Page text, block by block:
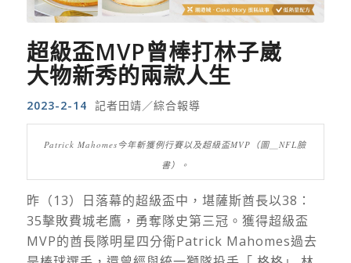
超級盃MVP曾棒打林子崴
大物新秀的兩款人生
2023-2-14 記者田靖／綜合報導
Patrick Mahomes今年斬獲例行賽以及超級盃MVP（圖＿NFL臉
書）。
昨（13）日落幕的超級盃中，堪薩斯酋長以38 ：
35擊敗費城老鷹，勇奪隊史第三冠。獲得超級盃
MVP的酋長隊明星四分衛Patrick Mahomes過去
是棒球選手，還曾經與統一獅隊投手「 格格」 林